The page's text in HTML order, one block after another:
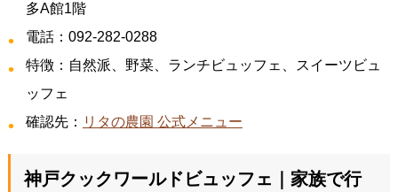
多A館1階
電話：092-282-0288
特徴：自然派、野菜、ランチビュッフェ、スイーツビュ
ッフェ
確認先： リタの農園 公式メニュー
神戸クックワールドビュッフェ｜家族で行